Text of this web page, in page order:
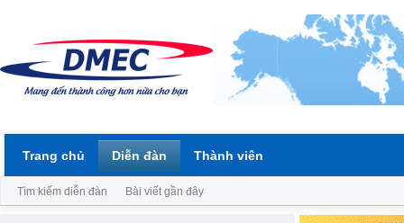
Trang chủ Diễn đàn
Tìm kiếm diễn đàn Bài viết gần đây
Thành viên